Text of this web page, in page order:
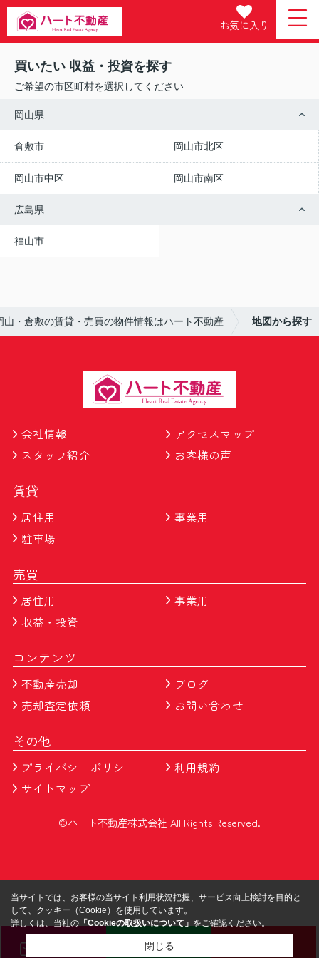
お気に入り
買いたい 収益・投資を探す
ご希望の市区町村を選択してください
岡山県
倉敷市 岡山市北区
岡山市中区 岡山市南区
広島県
福山市
山・倉敷の賃貸・売買の物件情報はハート不動産 地図から探す
LINE
会社情報
アクセスマップ
スタッフ紹介
お客様の声
賃貸
居住用
事業用
駐車場
売買
居住用
事業用
収益・投資
コンテンツ
不動産売却
ブログ
売却査定依頼
お問い合わせ
その他
プライバシーポリシー
利用規約
サイトマップ
©ハート不動産株式会社 All Rights Reserved.
当サイトでは、お客様の当サイト利用状況把握、サービス向上検討を目的と
して、クッキー（Cookie）を使用しています。
詳しくは、当社の 「Cookieの取扱いについて」 をご確認ください。
閉じる